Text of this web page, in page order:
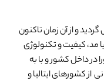
تاسیس گردید و از آن زمان تاکنون
مد، کیفیت و تکنولوژی
داخل کشور و با به
کشورهای ایتالیا و